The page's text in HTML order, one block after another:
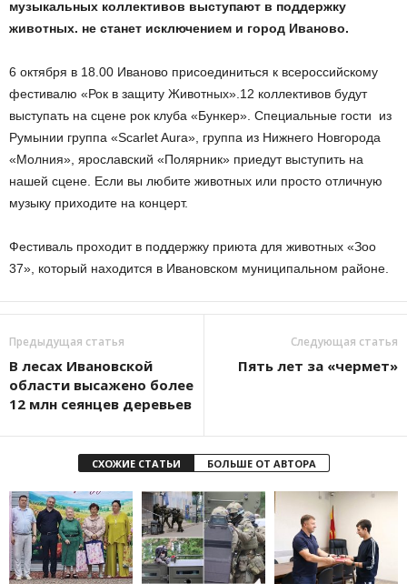
музыкальных коллективов выступают в поддержку
животных. не станет исключением и город Иваново.
6 октября в 18.00 Иваново присоединиться к всероссийскому
фестивалю «Рок в защиту Животных».12 коллективов будут
выступать на сцене рок клуба «Бункер». Специальные гости из
Румынии группа «Scarlet Aura», группа из Нижнего Новгорода
«Молния», ярославский «Полярник» приедут выступить на
нашей сцене. Если вы любите животных или просто отличную
музыку приходите на концерт.
Фестиваль проходит в поддержку приюта для животных «Зоо
37», который находится в Ивановском муниципальном районе.
Предыдущая статья
В лесах Ивановской
области высажено более
12 млн сеянцев деревьев
Следующая статья
Пять лет за «чермет»
СХОЖИЕ СТАТЬИ БОЛЬШЕ ОТ АВТОРА